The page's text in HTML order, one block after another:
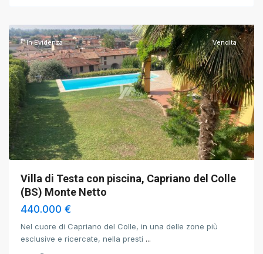
In Evidenza Vendita
Villa di Testa con piscina, Capriano del Colle
(BS) Monte Netto
440.000 €
Nel cuore di Capriano del Colle, in una delle zone più
esclusive e ricercate, nella presti ...